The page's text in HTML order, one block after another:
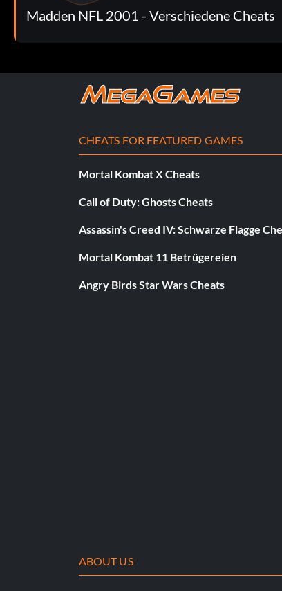
überschreitest, wird die Gehaltsobergrenze
GameShark-Codes
Madden NFL 2001 - Verschiedene Cheats
CHEATS FOR FEATURED GAMES
Mortal Kombat X Cheats
Call of Duty: Ghosts Cheats
Assassin's Creed IV: Schwarze Flagge
Mortal Kombat 11 Betrügereien
Angry Birds Star Wars Cheats
ABOUT US